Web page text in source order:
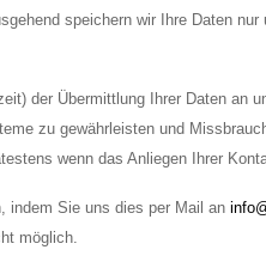
speichern wir Ihre Daten
der Übermittlung Ihrer Daten an
zu gewährleisten und
wenn das Anliegen Ihrer
indem Sie uns dies per Mail an
möglich.